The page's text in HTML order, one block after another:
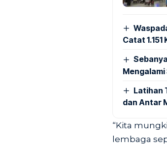
Catat 1.151
Latihan
dan Antar
“Kita
lembaga